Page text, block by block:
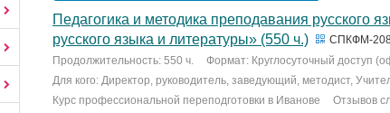
Педагогика и методика преподавания русского
русского языка и литературы» (550 ч.)
СПКФМ-
Продолжительность: 550 ч.
Формат: Круглосуточный доступ
Для кого: Директор, руководитель, заведующий, методист,
Курс профессиональной переподготовки в Иванове
Отзывов